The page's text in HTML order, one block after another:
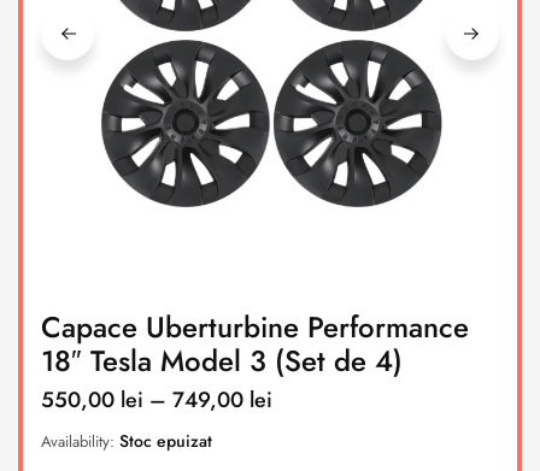
Capace Uberturbine Performance
18″ Tesla Model 3 (Set de 4)
550,00 lei – 749,00 lei
Availability: Stoc epuizat